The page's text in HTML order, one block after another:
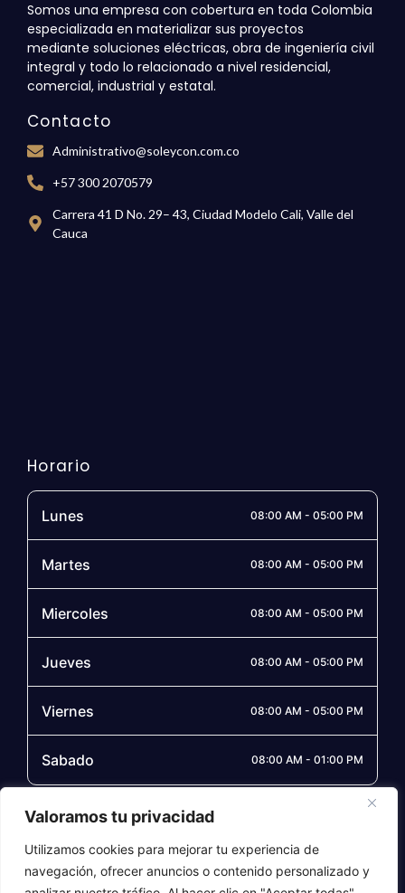
Valoramos tu privacidad
Utilizamos cookies para mejorar tu experiencia de
navegación, ofrecer anuncios o contenido personalizado y
Somos una empresa con cobertura en toda Colombia
especializada en materializar sus proyectos
mediante soluciones eléctricas, obra de ingeniería civil
integral y todo lo relacionado a nivel residencial,
comercial, industrial y estatal.
Contacto
Administrativo@soleycon.com.co
+57 300 2070579
Carrera 41 D No. 29– 43, Ciudad Modelo Cali, Valle del
Cauca
Horario
Lunes 08:00 AM - 05:00 PM
Martes 08:00 AM - 05:00 PM
Miercoles 08:00 AM - 05:00 PM
Jueves 08:00 AM - 05:00 PM
Viernes 08:00 AM - 05:00 PM
Sabado 08:00 AM - 01:00 PM
Síguenos